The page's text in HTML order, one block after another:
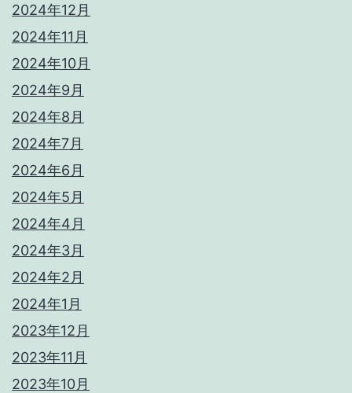
2024年12月
2024年11月
2024年10月
2024年9月
2024年8月
2024年7月
2024年6月
2024年5月
2024年4月
2024年3月
2024年2月
2024年1月
2023年12月
2023年11月
2023年10月